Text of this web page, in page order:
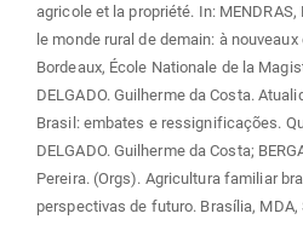
agricole et la propriété. In: MENDRAS,
le monde rural de demain: à
Bordeaux, École Nationale de la
DELGADO. Guilherme da Costa.
Brasil: embates e ressignificações.
DELGADO. Guilherme da Costa;
Pereira. (Orgs). Agricultura familiar
perspectivas de futuro. Brasília,